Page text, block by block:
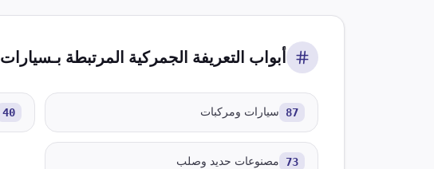
أبواب التعريفة الجمركية المرتبطة بـسيارات
87 سيارات ومركبات 40
73 مصنوعات حديد وصلب